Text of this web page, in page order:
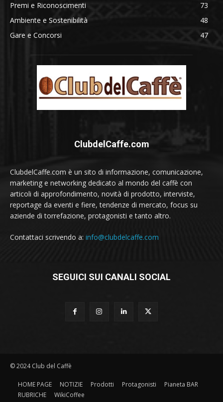
Premi e Riconoscimenti
73
Ambiente e Sostenibilità
48
Gare e Concorsi
47
ClubdelCaffe.com
ClubdelCaffe.com è un sito di informazione, comunicazione,
marketing e networking dedicato al mondo del caffè con
articoli di approfondimento, novità di prodotto, interviste,
reportage da eventi e fiere, tendenze di mercato, focus su
aziende di torrefazione, protagonisti e tanto altro.
Contattaci scrivendo a: info@clubdelcaffe.com
SEGUICI SUI CANALI SOCIAL
© 2024 Club del Caffè
HOME PAGE NOTIZIE Prodotti Protagonisti
Pianeta BAR
RUBRICHE
WikiCoffee